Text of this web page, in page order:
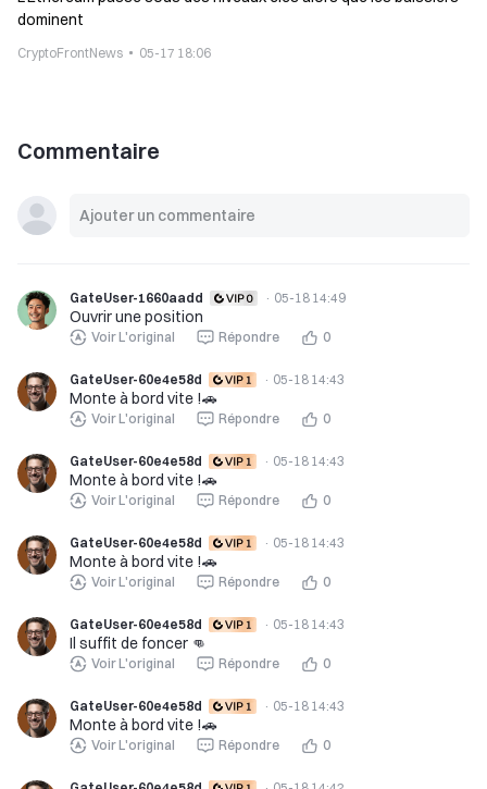
dominent
CryptoFrontNews 05-17 18:06
Commentaire
GateUser-1660aadd · 05-18 14:49
Ouvrir une position
Voir L'original Répondre 0
GateUser-60e4e58d · 05-18 14:43
Monte à bord vite !🚗
Voir L'original Répondre 0
GateUser-60e4e58d · 05-18 14:43
Monte à bord vite !🚗
Voir L'original Répondre 0
GateUser-60e4e58d · 05-18 14:43
Monte à bord vite !🚗
Voir L'original Répondre 0
GateUser-60e4e58d · 05-18 14:43
Il suffit de foncer 👊
Voir L'original Répondre 0
GateUser-60e4e58d · 05-18 14:43
Monte à bord vite !🚗
Voir L'original Répondre 0